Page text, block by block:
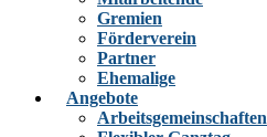
Gremien
Förderverein
Partner
Ehemalige
Angebote
Arbeitsgemeinschaften